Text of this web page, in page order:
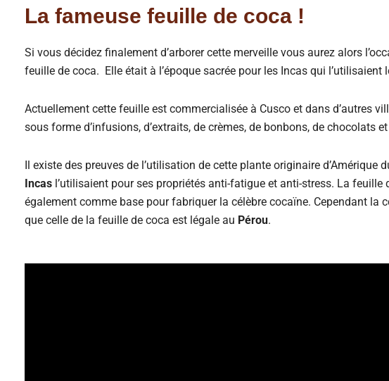
La fameuse feuille de coca !
Si vous décidez finalement d’arborer cette merveille vous aurez alors
feuille de coca. Elle était à l’époque sacrée pour les Incas qui l’utilisaient
Actuellement cette feuille est commercialisée à Cusco et dans d’autres
sous forme d’infusions, d’extraits, de crèmes, de bonbons, de chocolats
Il existe des preuves de l’utilisation de cette plante originaire d’Amérique
Incas l’utilisaient pour ses propriétés anti-fatigue et anti-stress. La
également comme base pour fabriquer la célèbre cocaïne. Cependant
que celle de la feuille de coca est légale au Pérou.